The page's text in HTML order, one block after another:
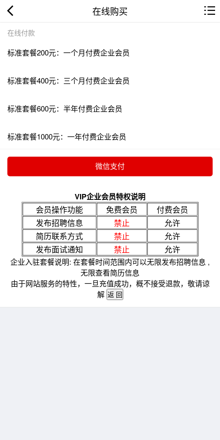
在线购买
在线付款
标准套餐200元：一个月付费企业会员
标准套餐400元：三个月付费企业会员
标准套餐600元：半年付费企业会员
标准套餐1000元：一年付费企业会员
VIP企业会员特权说明
会员操作功能 免费会员
付费会员
发布招聘信息
禁止
允许
简历联系方式
禁止
允许
发布面试通知
禁止 允许
企业入驻套餐说明: 在套餐时间范围内可以无限发布招聘信息 ,
无限查看简历信息
由于网站服务的特性，一旦充值成功，概不接受退款，敬请谅
解